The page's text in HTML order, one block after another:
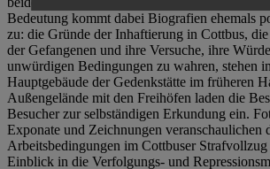
Bedeutung kommt dabei Biografien ehemals
zu: die Gründe der Inhaftierung in Cottbus,
der Gefangenen und ihre Versuche, ihre
unwürdigen Bedingungen zu wahren, stehen
Hauptgebäude der Gedenkstätte im früheren
Außengelände mit den Freihöfen laden die
Besucher zur selbständigen Erkundung ein.
Exponate und Zeichnungen veranschaulichen
Arbeitsbedingungen im Cottbuser Strafvollzug
Einblick in die Verfolgungs- und